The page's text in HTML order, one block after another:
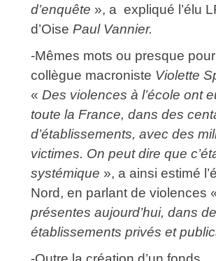
d’enquête », a expliqué l’élu
d’Oise Paul Vannier.
-Mêmes mots ou presque
collègue macroniste Violette
« Des violences à l’école ont
toute la France, dans des
d’établissements, avec des
victimes. On peut dire que
systémique », a ainsi estimé
Nord, en parlant de violences
présentes aujourd’hui, dans
établissements privés et